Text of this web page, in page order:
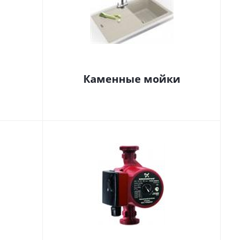
Каменные мойки